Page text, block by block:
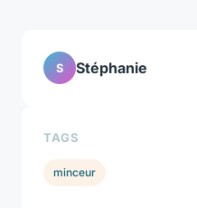
S Stéphanie
TAGS
minceur